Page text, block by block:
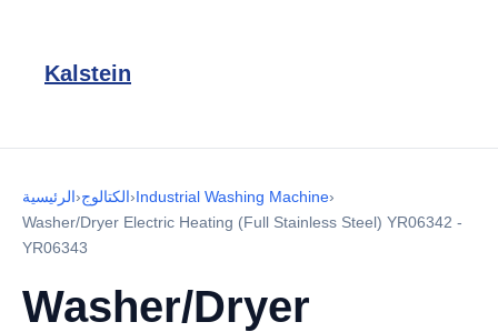
Kalstein
الرئيسية›الكتالوج›Industrial Washing Machine›
Washer/Dryer Electric Heating (Full Stainless Steel) YR06342 -
YR06343
Washer/Dryer